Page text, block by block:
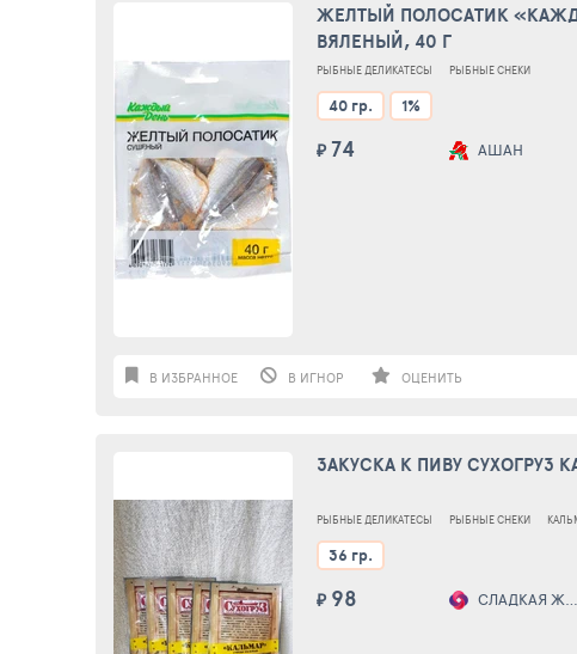
ЖЕЛТЫЙ ПОЛОСАТИК
ВЯЛЕНЫЙ, 40 Г
РЫБНЫЕ ДЕЛИКАТЕСЫ РЫБНЫЕ СНЕКИ
40 гр. 1%
₽ 74 АШАН
В ИЗБРАННОЕ В ИГНОР ОЦЕНИТЬ
ЗАКУСКА К ПИВУ СУХОГРУЗ
РЫБНЫЕ ДЕЛИКАТЕСЫ РЫБНЫЕ СНЕКИ
36 гр.
₽ 98 СЛАДКАЯ ЖИЗНЬ